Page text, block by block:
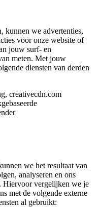
kunnen we advertenties,
voor onze website of
jouw surf- en
meten. Met jouw
diensten van derden
creativecdn.com
we het resultaat van
analyseren en ons
Hiervoor vergelijken we je
met de volgende externe
al gebruikt: